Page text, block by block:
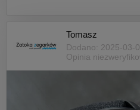
Tomasz
Dodano: 2025-03-
Opinia